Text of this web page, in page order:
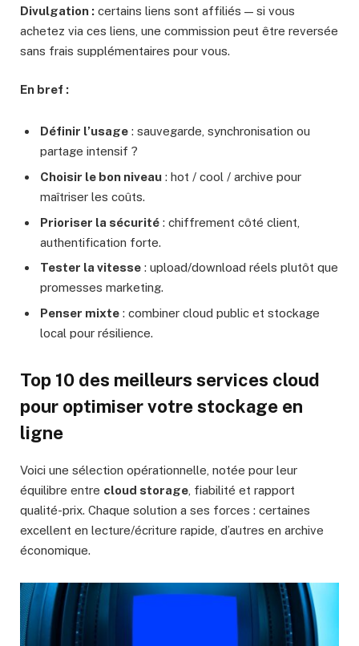
Divulgation : certains liens sont affiliés — si vous
achetez via ces liens, une commission peut être reversée
sans frais supplémentaires pour vous.
En bref :
Définir l’usage : sauvegarde, synchronisation ou
partage intensif ?
Choisir le bon niveau : hot / cool / archive pour
maîtriser les coûts.
Prioriser la sécurité : chiffrement côté client,
authentification forte.
Tester la vitesse : upload/download réels plutôt que
promesses marketing.
Penser mixte : combiner cloud public et stockage
local pour résilience.
Top 10 des meilleurs services cloud
pour optimiser votre stockage en
ligne
Voici une sélection opérationnelle, notée pour leur
équilibre entre cloud storage , fiabilité et rapport
qualité-prix. Chaque solution a ses forces : certaines
excellent en lecture/écriture rapide, d’autres en archive
économique.